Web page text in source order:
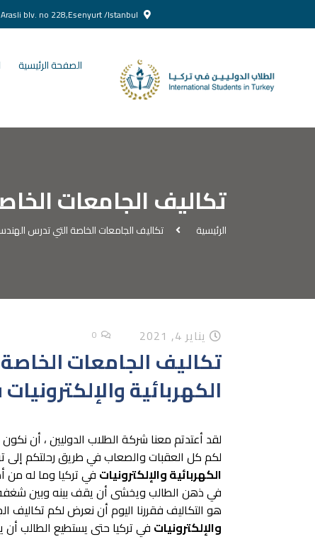
الصفحة الرئيسية
تكاليف الجامعات
الرئيسية تكاليف الجامعات الخاصة التي تدرس
يناير 4, 2021 0
تكاليف الجامعات
الكهربائية
لقد أعتدتم معنا شركة الطلاب الدوليين ، أن
لكم كل العقبات والصعاب في طريق رحلتكم إلى
الكهربائية والإلكترونيات في تركيا وما له من
في ذهن الطالب ويخشى أن يقف بينه وبين شغفه
هو التكاليف فقررنا اليوم أن نعرض لكم تكاليف
والإلكترونيات في تركيا حتى يستطيع الطالب أن